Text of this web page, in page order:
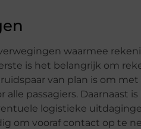
waarmee
is het belangrijk om
van plan is om
passagiers. Daarnaast
logistieke
om vooraf contact op te